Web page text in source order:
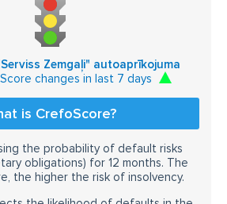
Zemgaļi" autoaprīkojuma
changes in last 7 days
is CrefoScore?
the probability of default risks
obligations) for 12 months. The
the higher the risk of insolvency.